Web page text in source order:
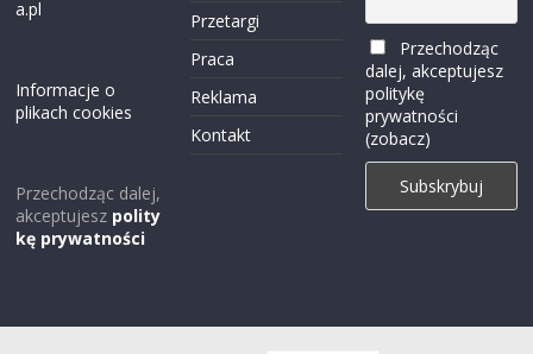
a.pl
Informacje o
plikach cookies
Przechodząc dalej,
akceptujesz polity
kę prywatności
Przetargi
Praca
Reklama
Kontakt
Przechodząc
dalej, akceptujesz
politykę
prywatności
(zobacz)